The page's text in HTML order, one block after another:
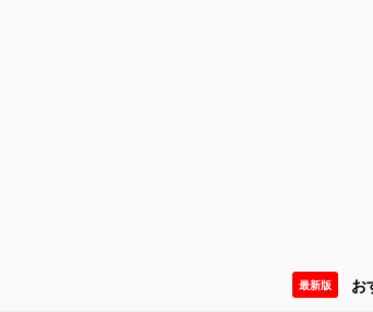
最新版 お